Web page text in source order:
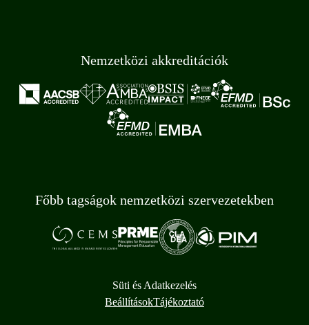
Nemzetközi akkreditációk
Főbb tagságok nemzetközi szervezetekben
Süti és Adatkezelés
BeállításokTájékoztató